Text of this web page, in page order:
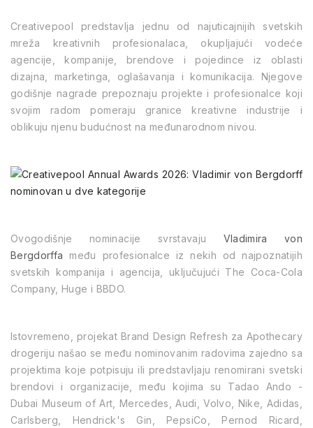
Creativepool predstavlja jednu od najuticajnijih svetskih
mreža kreativnih profesionalaca, okupljajući vodeće
agencije, kompanije, brendove i pojedince iz oblasti
dizajna, marketinga, oglašavanja i komunikacija. Njegove
godišnje nagrade prepoznaju projekte i profesionalce koji
svojim radom pomeraju granice kreativne industrije i
oblikuju njenu budućnost na međunarodnom nivou.
Ovogodišnje nominacije svrstavaju Vladimira von
Bergdorffa među profesionalce iz nekih od najpoznatijih
svetskih kompanija i agencija, uključujući The Coca-Cola
Company, Huge i BBDO.
Istovremeno, projekat Brand Design Refresh za Apothecary
drogeriju našao se među nominovanim radovima zajedno sa
projektima koje potpisuju ili predstavljaju renomirani svetski
brendovi i organizacije, među kojima su Tadao Ando -
Dubai Museum of Art, Mercedes, Audi, Volvo, Nike, Adidas,
Carlsberg, Hendrick's Gin, PepsiCo, Pernod Ricard,